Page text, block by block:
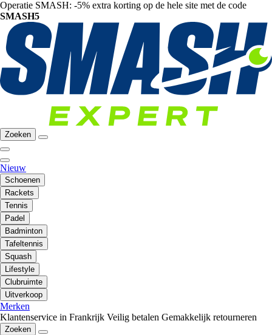
Operatie SMASH: -5% extra korting op de hele site met de code
SMASH5
Zoeken
Nieuw
Schoenen
Rackets
Tennis
Padel
Badminton
Tafeltennis
Squash
Lifestyle
Clubruimte
Uitverkoop
Merken
Klantenservice in Frankrijk Veilig betalen Gemakkelijk retourneren
Zoeken